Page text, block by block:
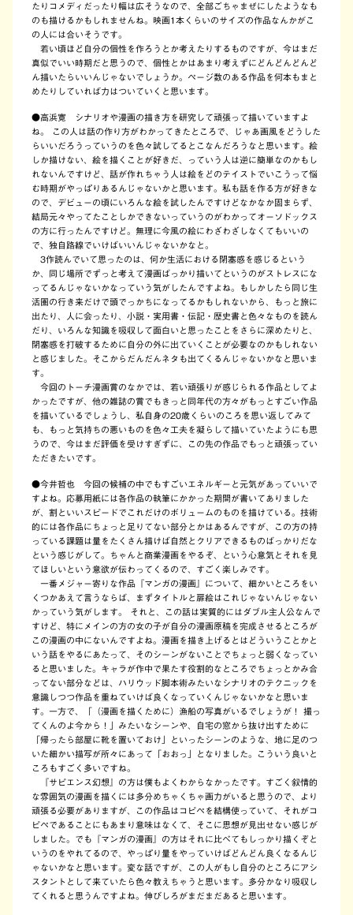
たりコメディだったり幅は広そうなので、全部ごちゃまぜにしたようなも
のも描けるかもしれませんね。映画1本くらいのサイズの作品なんかがこ
の人には合いそうです。
若い頃ほど自分の個性を作ろうとか考えたりするものですが、今はまだ
真似でいい時期だと思うので、個性とかはあまり考えずにどんどんどんど
ん描いたらいいんじゃないでしょうか。ページ数のある作品を何本もまと
めたりしていれば力はついていくと思います。
●高浜寛 シナリオや漫画の描き方を研究して頑張って描いていますよ
ね。 この人は話の作り方がわかってきたところで、じゃあ画風をどうした
らいいだろうっていうのを色々試してるとこなんだろうなと思います。絵
しか描けない、絵を描くことが好きだ、っていう人は逆に簡単なのかもし
れないんですけど、話が作れちゃう人は絵をどのテイストでいこうって悩
む時期がやっぱりあるんじゃないかと思います。私も話を作る方が好きな
ので、デビューの頃にいろんな絵を試したんですけどなかなか固まらず、
結局元々やってたことしかできないっていうのがわかってオーソドックス
の方に行ったんですけど。無理に今風の絵にわざわざしなくてもいいの
で、独自路線でいけばいいんじゃないかなと。
3作読んでいて思ったのは、何か生活における閉塞感を感じるという
か、同じ場所でずっと考えて漫画ばっかり描いてというのがストレスにな
ってるんじゃないかなっていう気がしたんですよね。もしかしたら同じ生
活圏の行き来だけで頭でっかちになってるかもしれないから、もっと旅に
出たり、人に会ったり、小説・実用書・伝記・歴史書と色々なものを読ん
だり、いろんな知識を吸収して面白いと思ったことをさらに深めたりと、
閉塞感を打破するために自分の外に出ていくことが必要なのかもしれない
と感じました。そこからだんだんネタも出てくるんじゃないかなと思いま
す。
今回のトーチ漫画賞のなかでは、若い頑張りが感じられる作品としてよ
かったですが、他の雑誌の賞でもきっと同年代の方々がもっとすごい作品
を描いているでしょうし、私自身の20歳くらいのころを思い返してみて
も、もっと気持ちの悪いものを色々工夫を凝らして描いていたようにも思
うので、今はまだ評価を受けすぎずに、この先の作品でもっと頑張ってい
ただきたいです。
●今井哲也 今回の候補の中でもすごいエネルギーと元気があっていいで
すよね。応募用紙には各作品の執筆にかかった期間が書いてありました
が、割といいスピードでこれだけのボリュームのものを描けている。技術
的には各作品にちょっと足りてない部分とかはあるんですが、この方の持
っている課題は量をたくさん描けば自然とクリアできるものばっかりだな
という感じがして。ちゃんと商業漫画をやるぞ、という心意気とそれを見
てほしいという意欲が伝わってくるので、すごく楽しみです。
一番メジャー寄りな作品『マンガの漫画』について、細かいところをい
くつかあえて言うならば、まずタイトルと扉絵はこれじゃないんじゃない
かっていう気がします。 それと、この話は実質的にはダブル主人公なんで
すけど、特にメインの方の女の子が自分の漫画原稿を完成させるところが
この漫画の中にないんですよね。漫画を描き上げるとはどういうことかと
いう話をやるにあたって、そのシーンがないことでちょっと弱くなってい
ると思いました。キャラが作中で果たす役割的なところでちょっとかみ合
ってない部分などは、ハリウッド脚本術みたいなシナリオのテクニックを
意識しつつ作品を重ねていけば良くなっていくんじゃないかなと思いま
す。一方で、「（漫画を描くために）漁船の写真がいるでしょうが！ 撮っ
てくんのよ今から！」みたいなシーンや、自宅の窓から抜け出すために
「帰ったら部屋に靴を置いておけ」といったシーンのような、地に足のつ
いた細かい描写が所々にあって「おおっ」となりました。こういう良いと
ころもすごく多いですね。
『サピエンス幻想』の方は僕もよくわからなかったです。すごく叙情的
な雰囲気の漫画を描くには多分めちゃくちゃ画力がいると思うので、より
頑張る必要がありますが、この作品はコピペを結構使っていて、それがコ
ピペであることにもあまり意味はなくて、そこに思想が見出せない感じが
しました。でも『マンガの漫画』の方はそれに比べてもしっかり描くぞと
いうのをやれてるので、やっぱり量をやっていけばどんどん良くなるんじ
ゃないかなと思います。変な話ですが、この人がもし自分のところにアシ
スタントとして来ていたら色々教えちゃうと思います。多分かなり吸収し
てくれると思うんですよね。伸びしろがまだまだあると思います。